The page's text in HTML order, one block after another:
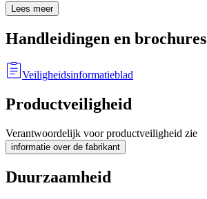
Lees meer
Handleidingen en brochures
Veiligheidsinformatieblad
Productveiligheid
Verantwoordelijk voor productveiligheid zie
informatie over de fabrikant
Duurzaamheid